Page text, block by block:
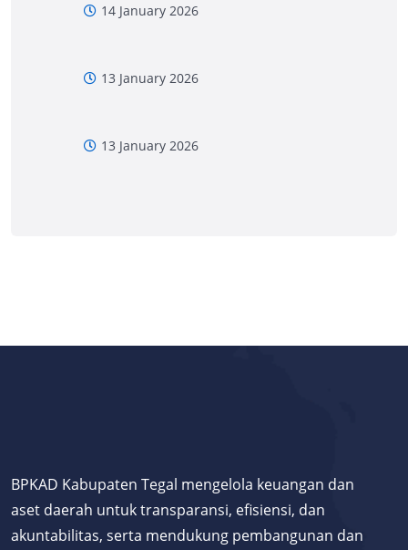
14 January 2026
13 January 2026
13 January 2026
BPKAD Kabupaten Tegal mengelola keuangan dan
aset daerah untuk transparansi, efisiensi, dan
akuntabilitas, serta mendukung pembangunan dan